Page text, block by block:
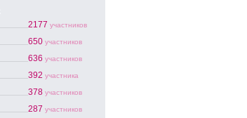
2177 участников
650 участников
636 участников
392 участника
378 участников
287 участников